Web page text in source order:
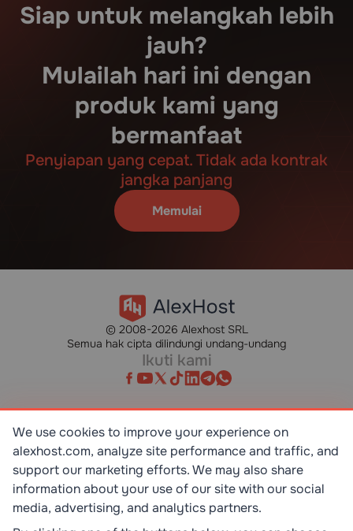
Siap untuk melangkah lebih
jauh?
Mulailah hari ini dengan
produk kami yang
bermanfaat
Penyiapan yang cepat. Tidak ada kontrak
jangka panjang
Memulai
© 2008-2026 Alexhost SRL
Semua hak cipta dilindungi undang-undang
Ikuti kami
SR EN ISO/IEC 27001:2023
STANDART
ISO 9001:2015
We use cookies to improve your experience on
alexhost.com, analyze site performance and traffic, and
support our marketing efforts. We may also share
information about your use of our site with our social
media, advertising, and analytics partners.